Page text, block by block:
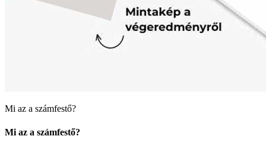
Mi az a számfestő?
Mi az a számfestő?